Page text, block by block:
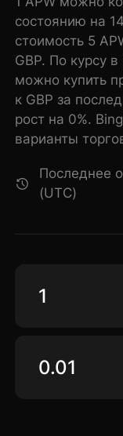
состоянию на
стоимость 5
GBP. По курсу
можно купить
к GBP за
рост на 0%.
варианты
Последнее
(UTC)